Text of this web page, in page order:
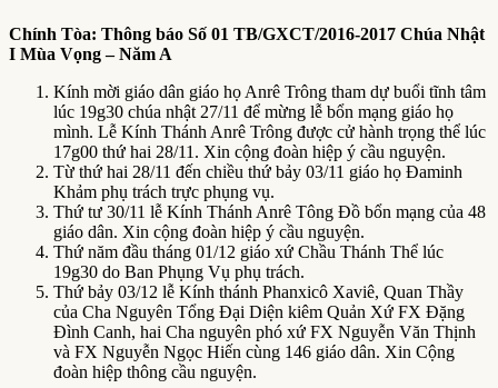
Chính Tòa: Thông báo Số 01 TB/GXCT/2016-2017 Chúa Nhật
I Mùa Vọng – Năm A
Kính mời giáo dân giáo họ Anrê Trông tham dự buổi tĩnh tâm
lúc 19g30 chúa nhật 27/11 để mừng lễ bổn mạng giáo họ
mình. Lễ Kính Thánh Anrê Trông được cử hành trọng thể lúc
17g00 thứ hai 28/11. Xin cộng đoàn hiệp ý cầu nguyện.
Từ thứ hai 28/11 đến chiều thứ bảy 03/11 giáo họ Đaminh
Khảm phụ trách trực phụng vụ.
Thứ tư 30/11 lễ Kính Thánh Anrê Tông Đồ bổn mạng của 48
giáo dân. Xin cộng đoàn hiệp ý cầu nguyện.
Thứ năm đầu tháng 01/12 giáo xứ Chầu Thánh Thể lúc
19g30 do Ban Phụng Vụ phụ trách.
Thứ bảy 03/12 lễ Kính thánh Phanxicô Xaviê, Quan Thầy
của Cha Nguyên Tổng Đại Diện kiêm Quản Xứ FX Đặng
Đình Canh, hai Cha nguyên phó xứ FX Nguyễn Văn Thịnh
và FX Nguyễn Ngọc Hiến cùng 146 giáo dân. Xin Cộng
đoàn hiệp thông cầu nguyện.